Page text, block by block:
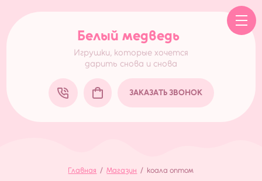
Белый медведь
Игрушки, которые хочется
дарить снова и снова
ЗАКАЗАТЬ ЗВОНОК
Главная / Магазин / коала оптом